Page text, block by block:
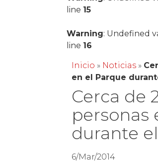
line 15
Warning: Undefined
line 16
Inicio » Noticias »
en el Parque
Cerca de
personas
durante el
6/Mar/2014